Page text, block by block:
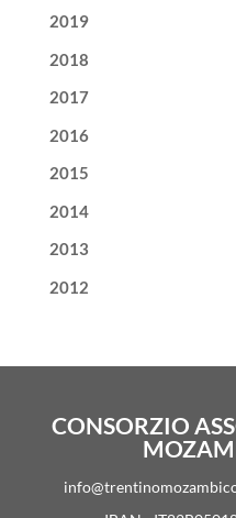
2019
2018
2017
2016
2015
2014
2013
2012
CONSORZIO